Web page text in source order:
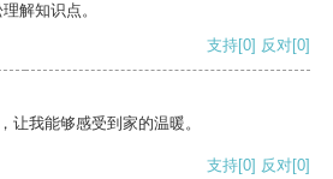
解知识点。
支持[0] 反对[0]
让我能够感受到家的温暖。
支持[0] 反对[0]